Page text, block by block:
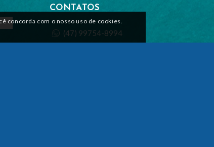
CONTATOS
(47) 99754-8994
concorda com o nosso uso de cookies.